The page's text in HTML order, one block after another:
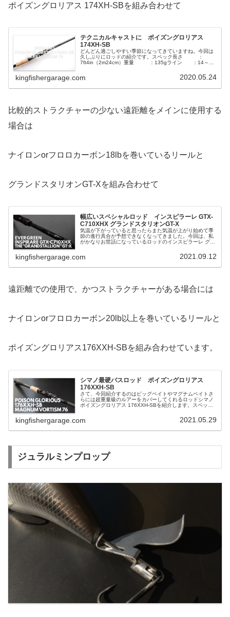
ポイズングロリアス 174XH-SBを組み合わせて
テクニカルキャストに ポイズングロリアス
174XH-SB
どんどん過ごしやすい季節になってきていますね。今回は
久しぶりにロッドの紹介です。スペック長さ ：
7ft4in（2m24cm）重量 ：135gライン ：14～
kingfishergarage.com 2020.05.24
比較的ストラクチャーの少ない遠距離をメインに使用する
場合は
ナイロンorフロロカーボン18lbを巻いているリールと
グランドスタリオンGT-Xを組み合わせて
幅広いスペシャルロッド インスピラーレ GTX-
C710XHX グランドスタリオンGT-X
気温が下がっていると思ったらまた気温が上がり始めて季
節の進行具合が予想できなくなってきました。今回は、私
がかなりお世話になっているロッドのインスピラーレ グラ
kingfishergarage.com 2021.09.12
遠距離での使用で、かつストラクチャーがある場合には
ナイロンorフロロカーボン20lb以上を巻いているリールと
ポイズングロリアス176XXH-SBを組み合わせています。
シマノ最硬バスロッド ポイズングロリアス
176XXH-SB
さて、今回紹介するのはビッグベイトやマグナムベイトさ
らには超重量級のルアーをカバーしてくれるロッドシマノ
ポイズングロリアス 176XXH-SBを紹介します。スペック
kingfishergarage.com 2021.05.29
ジュラルミンプロップ